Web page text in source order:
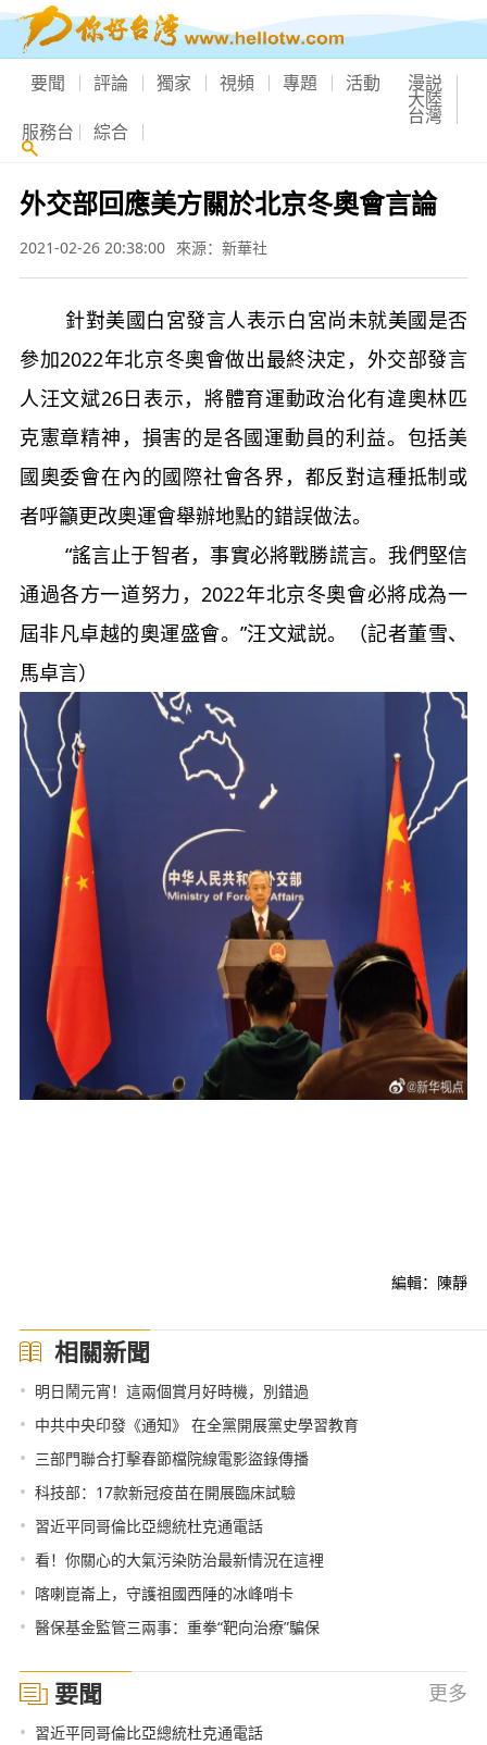
要聞 評論 獨家 視頻 專題 活動 漫説
大陸
台灣
服務台 綜合
外交部回應美方關於北京冬奧會言論
2021-02-26 20:38:00 來源：新華社
針對美國白宮發言人表示白宮尚未就美國是否
參加2022年北京冬奧會做出最終決定，外交部發言
人汪文斌26日表示，將體育運動政治化有違奧林匹
克憲章精神，損害的是各國運動員的利益。包括美
國奧委會在內的國際社會各界，都反對這種抵制或
者呼籲更改奧運會舉辦地點的錯誤做法。
“謠言止于智者，事實必將戰勝謊言。我們堅信
通過各方一道努力，2022年北京冬奧會必將成為一
屆非凡卓越的奧運盛會。”汪文斌説。（記者董雪、
馬卓言）
編輯：陳靜
相關新聞
• 明日鬧元宵！這兩個賞月好時機，別錯過
• 中共中央印發《通知》 在全黨開展黨史學習教育
• 三部門聯合打擊春節檔院線電影盜錄傳播
• 科技部：17款新冠疫苗在開展臨床試驗
• 習近平同哥倫比亞總統杜克通電話
• 看！你關心的大氣污染防治最新情況在這裡
• 喀喇崑崙上，守護祖國西陲的冰峰哨卡
• 醫保基金監管三兩事：重拳“靶向治療”騙保
要聞 更多
• 習近平同哥倫比亞總統杜克通電話